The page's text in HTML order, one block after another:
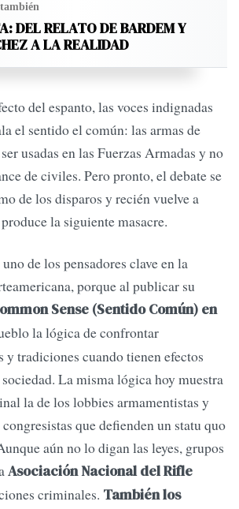
DEL RELATO DE BARDEM Y
A LA REALIDAD
del espanto, las voces indignadas
el sentido el común: las armas de
usadas en las Fuerzas Armadas y no
de civiles. Pero pronto, el debate se
de los disparos y recién vuelve a
la siguiente masacre.
de los pensadores clave en la
porque al publicar su
Sense (Sentido Común) en
la lógica de confrontar
y tradiciones cuando tienen efectos
La misma lógica hoy muestra
la de los lobbies armamentistas y
que defienden un statu quo
aún no lo digan las leyes, grupos
Asociación Nacional del Rifle
criminales. También los